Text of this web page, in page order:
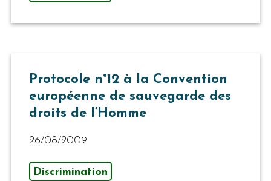
Protocole n°12 à la Convention
européenne de sauvegarde des
droits de l’Homme
26/08/2009
Discrimination